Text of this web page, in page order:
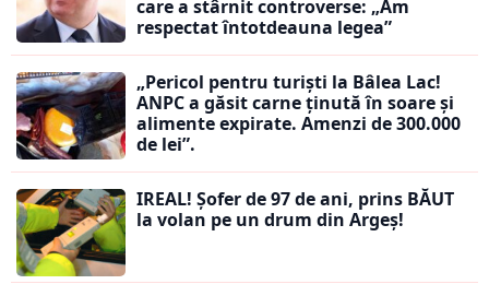
care a stârnit controverse: „Am
respectat întotdeauna legea”
„Pericol pentru turiști la Bâlea Lac!
ANPC a găsit carne ținută în soare și
alimente expirate. Amenzi de 300.000
de lei”.
IREAL! Șofer de 97 de ani, prins BĂUT
la volan pe un drum din Argeș!